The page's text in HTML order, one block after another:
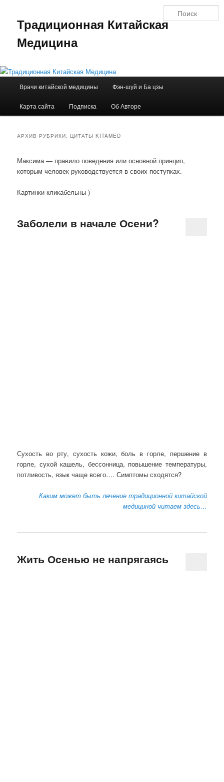
основному
содержимому
дополнительному
содержимому
Традиционная Китайская
Медицина
Врачи китайской медицины Фэн-шуй и Ба цзы
Карта сайта Подписка Об Авторе
АРХИВ РУБРИКИ:ЦИТАТЫ KITAMED
Максима — правило поведения или основной принцип,
которым человек руководствуется в своих поступках.
Картинки кликабельны )
Заболели в начале Осени?
Сухость во рту, сухость кожи, боль в горле, першение в
горле, сухой кашель, бессонница, повышение температуры,
потливость, язык чаще всего…. Симптомы сходятся?
Каким может быть лечение традиционной китайской
медициной читаем здесь…
Жить Осенью не напрягаясь